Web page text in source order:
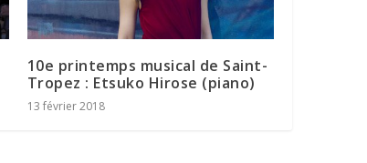
10e printemps musical de Saint-
Tropez : Etsuko Hirose (piano)
13 février 2018